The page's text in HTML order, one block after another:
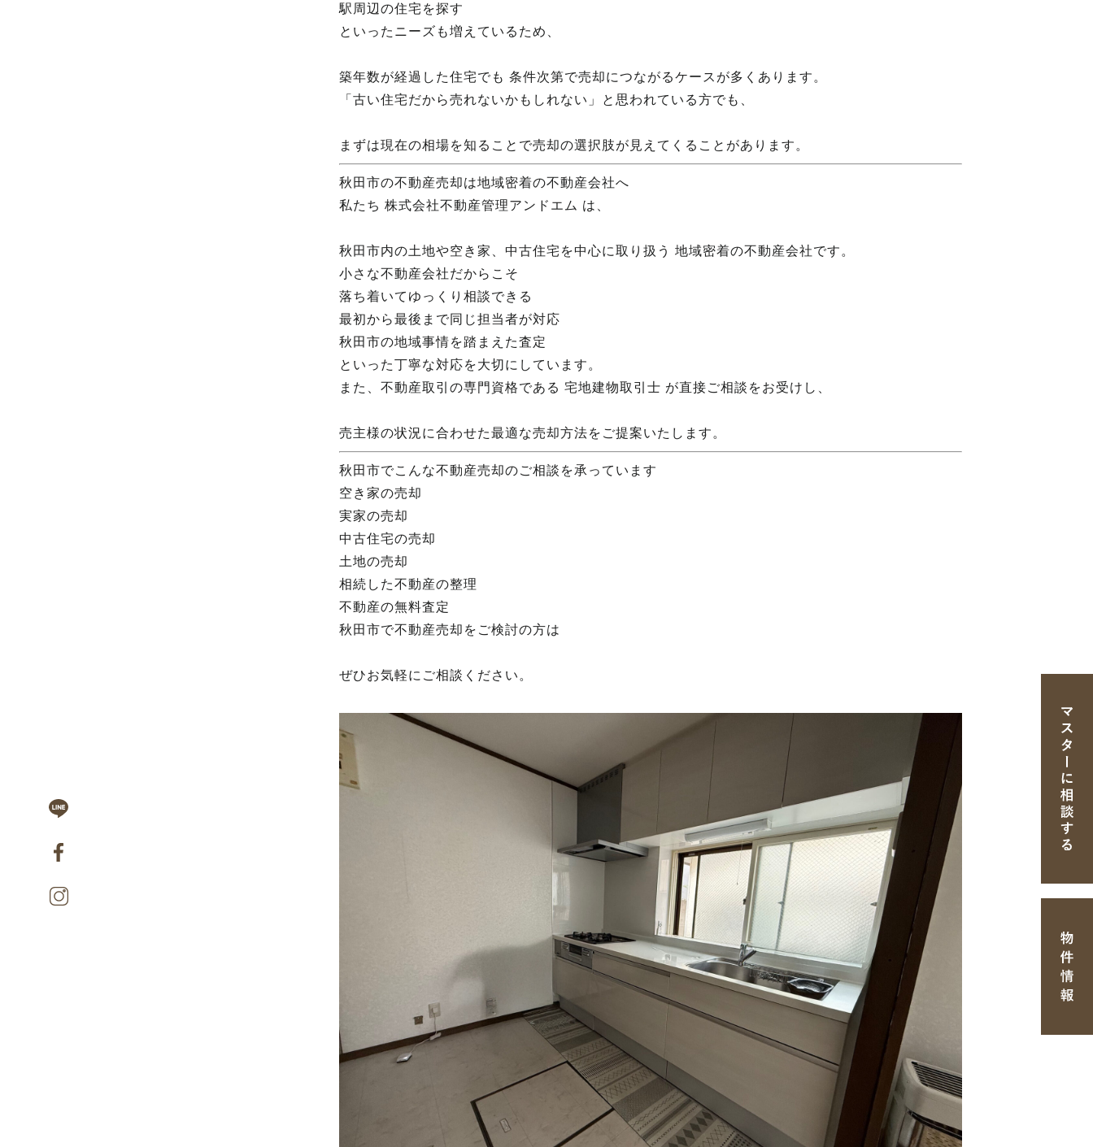
駅周辺の住宅を探す
といったニーズも増えているため、
築年数が経過した住宅でも 条件次第で売却につながるケースが多くあります。
「古い住宅だから売れないかもしれない」と思われている方でも、
まずは現在の相場を知ることで売却の選択肢が見えてくることがあります。
秋田市の不動産売却は地域密着の不動産会社へ
私たち 株式会社不動産管理アンドエム は、
秋田市内の土地や空き家、中古住宅を中心に取り扱う 地域密着の不動産会社です。
小さな不動産会社だからこそ
落ち着いてゆっくり相談できる
最初から最後まで同じ担当者が対応
秋田市の地域事情を踏まえた査定
といった丁寧な対応を大切にしています。
また、不動産取引の専門資格である 宅地建物取引士 が直接ご相談をお受けし、
売主様の状況に合わせた最適な売却方法をご提案いたします。
秋田市でこんな不動産売却のご相談を承っています
空き家の売却
実家の売却
中古住宅の売却
土地の売却
相続した不動産の整理
不動産の無料査定
秋田市で不動産売却をご検討の方は
ぜひお気軽にご相談ください。